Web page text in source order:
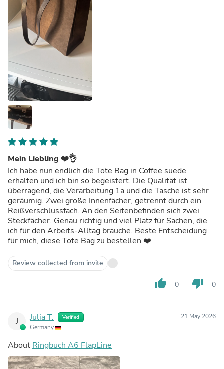
Mein Liebling ❤️👌
Ich habe nun endlich die Tote Bag in Coffee suede
erhalten und ich bin so begeistert. Die Qualität ist
überragend, die Verarbeitung 1a und die Tasche ist sehr
geräumig. Zwei große Innenfächer, getrennt durch ein
Reißverschlussfach. An den Seitenbefinden sich zwei
Steckfächer. Genau richtig und viel Platz für Sachen, die
ich für den Arbeits-Alltag brauche. Beste Entscheidung
für mich, diese Tote Bag zu bestellen ❤️
Review collected from invite
thumb_up 0 thumb_down 0
J Julia T. Verified
Germany
21 May 2026
About Ringbuch A6 FlapLine